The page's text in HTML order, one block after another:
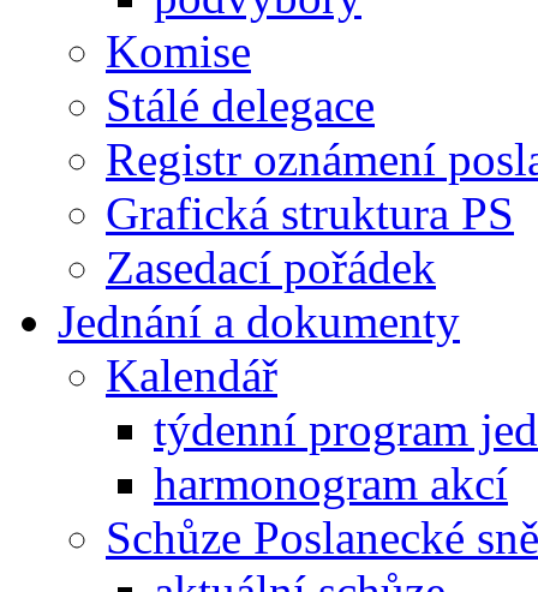
Komise
Stálé delegace
Registr oznámení
Grafická struktura PS
Zasedací pořádek
Jednání a dokumenty
Kalendář
týdenní program
harmonogram akcí
Schůze Poslanecké